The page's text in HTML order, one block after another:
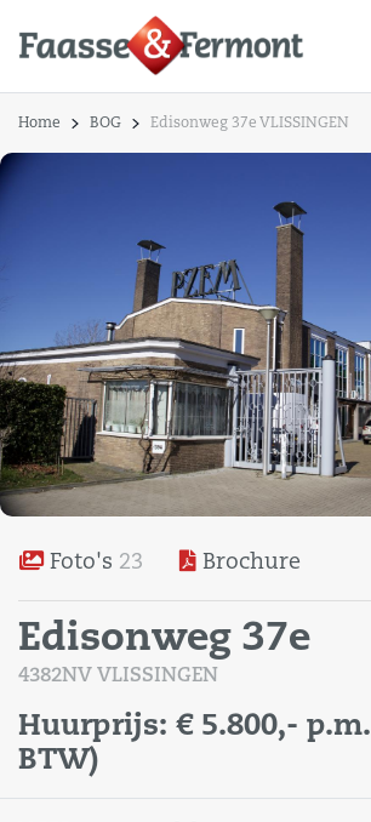
Home BOG Edisonweg 37e VLISSINGEN
Foto's 23 Brochure
Edisonweg 37e
4382NV VLISSINGEN
Huurprijs: € 5.800,- p.m.
BTW)